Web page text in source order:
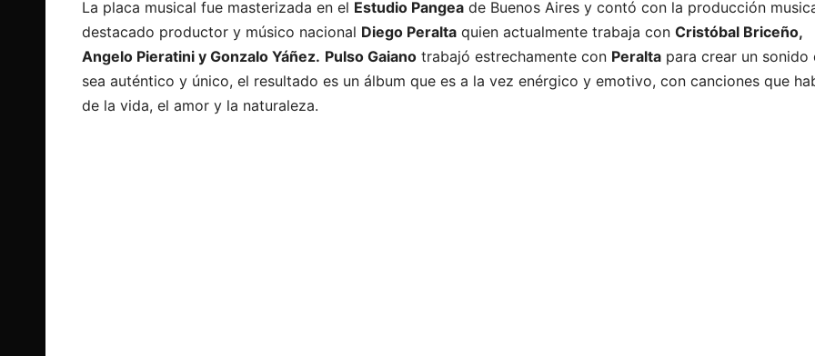
La placa musical fue masterizada en el Estudio Pangea de Buenos Aires y contó con la producción
destacado productor y músico nacional Diego Peralta quien actualmente trabaja con Cristóbal Briceño,
Angelo Pieratini y Gonzalo Yáñez. Pulso Gaiano trabajó estrechamente con Peralta para crear un sonido
sea auténtico y único, el resultado es un álbum que es a la vez enérgico y emotivo, con canciones que
de la vida, el amor y la naturaleza.